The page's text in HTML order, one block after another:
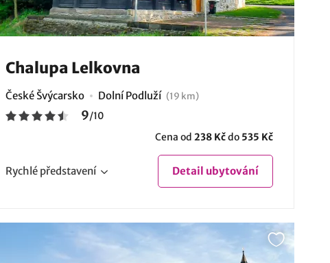
Chalupa Lelkovna
České Švýcarsko Dolní Podluží (19 km)
9/10
Cena od 238 Kčdo 535 Kč
Rychlé představení Detail ubytování